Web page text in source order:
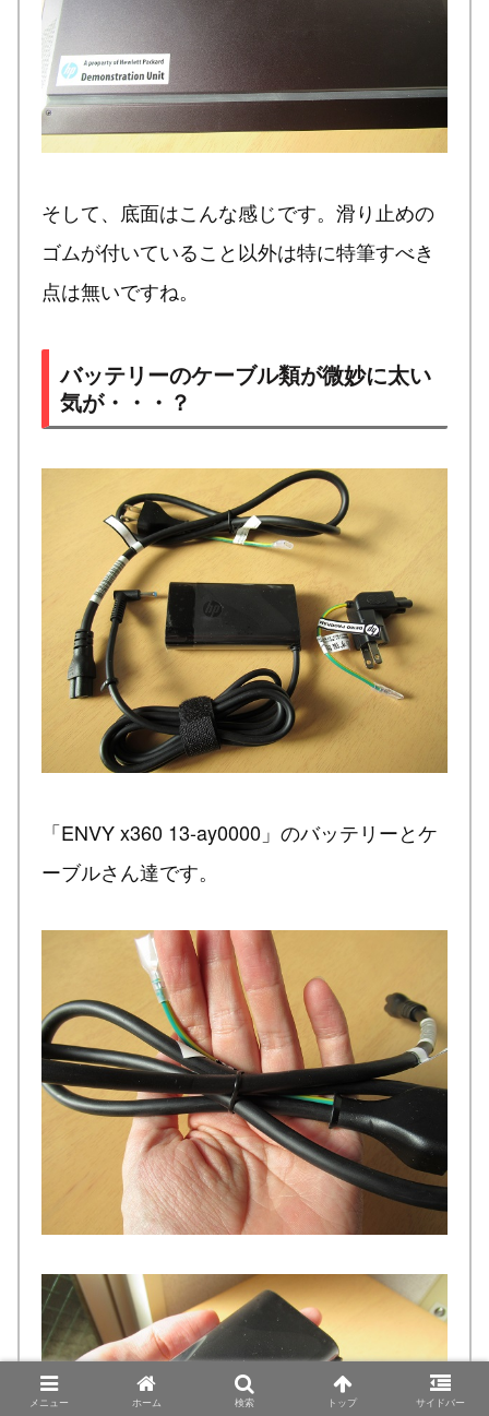
そして、底面はこんな感じです。滑り止めの
ゴムが付いていること以外は特に特筆すべき
点は無いですね。
バッテリーのケーブル類が微妙に太い
気が・・・？
「ENVY x360 13-ay0000」のバッテリーとケ
ーブルさん達です。
メニュー ホーム 検索 トップ サイドバー